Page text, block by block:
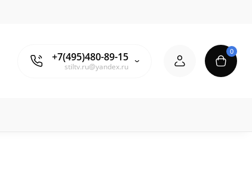
+7(495)480-89-15
stiltv.ru@yandex.ru
0